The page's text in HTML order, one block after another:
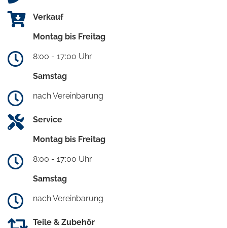
Verkauf
Montag bis Freitag
8:00 - 17:00 Uhr
Samstag
nach Vereinbarung
Service
Montag bis Freitag
8:00 - 17:00 Uhr
Samstag
nach Vereinbarung
Teile & Zubehör